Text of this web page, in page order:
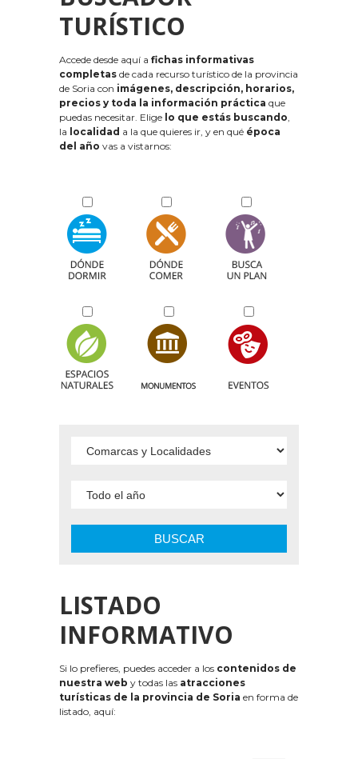
TURÍSTICO
Accede desde aquí a fichas informativas
completas de cada recurso turístico de la provincia
de Soria con imágenes, descripción, horarios,
precios y toda la información práctica que
puedas necesitar. Elige lo que estás buscando,
la localidad a la que quieres ir, y en qué época
del año vas a vistarnos:
BUSCAR
LISTADO
INFORMATIVO
Si lo prefieres, puedes acceder a los contenidos de
nuestra web y todas las atracciones
turísticas de la provincia de Soria en forma de
listado, aquí: